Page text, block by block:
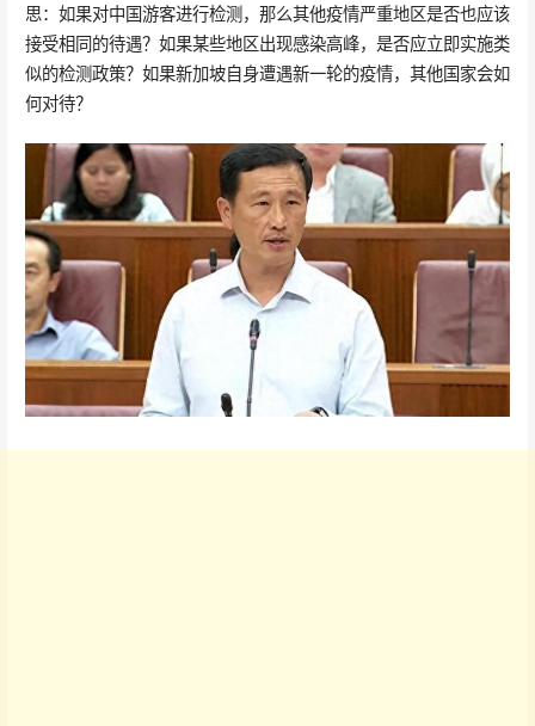
思：如果对中国游客进行检测，那么其他疫情严重地区是否也应该
接受相同的待遇？如果某些地区出现感染高峰，是否应立即实施类
似的检测政策？如果新加坡自身遭遇新一轮的疫情，其他国家会如
何对待？